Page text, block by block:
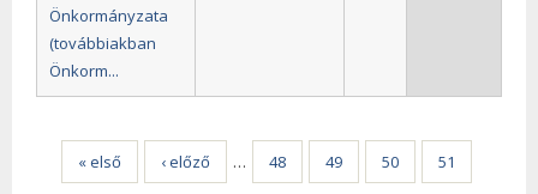
Önkormányzata
(továbbiakban
Önkorm...
Oldalak
« első ‹ előző … 48 49 50 51